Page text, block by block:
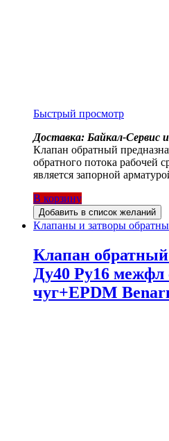
Быстрый просмотр
Доставка: Байкал-Сервис
Клапан обратный
обратного потока рабочей
является запорной
В корзину
Добавить в список желаний
Клапаны и затворы
Клапан обратный
Ду40 Ру16 межфл
чуг+EPDM